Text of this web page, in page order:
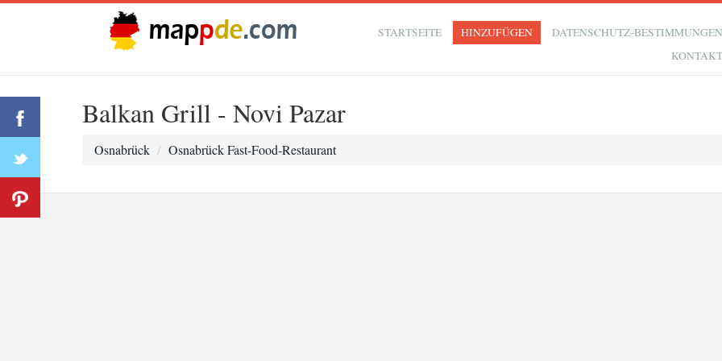
STARTSEITE HINZUFÜGEN
DATENSCHUTZ-
Balkan Grill - Novi Pazar
Osnabrück Osnabrück Fast-Food-Restaurant